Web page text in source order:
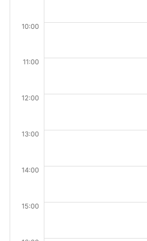
10:00
11:00
12:00
13:00
14:00
15:00